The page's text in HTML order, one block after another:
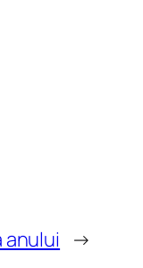
anului →